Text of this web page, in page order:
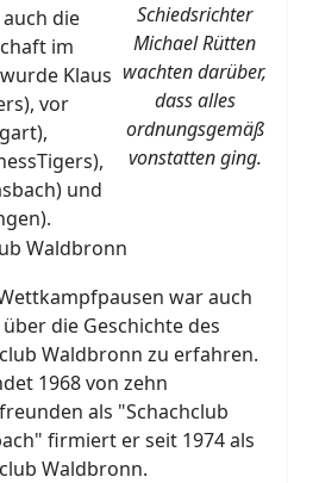
die
im
Klaus
vor
und
Schiedsrichter
Michael Rütten
wachten darüber,
dass alles
ordnungsgemäß
vonstatten ging.
Waldbronn
war auch
über die Geschichte des
Waldbronn zu erfahren.
1968 von zehn
als "Schachclub
firmiert er seit 1974 als
Waldbronn.